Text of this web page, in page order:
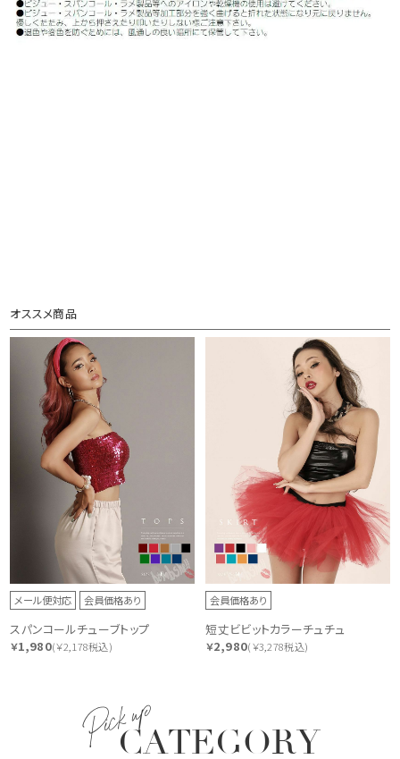
オススメ商品
メール便対応 会員価格あり
スパンコールチューブトップ
￥1,980(￥2,178税込)
会員価格あり
短丈ビビットカラーチュチュ
￥2,980(￥3,278税込)
Pick upCATEGORY